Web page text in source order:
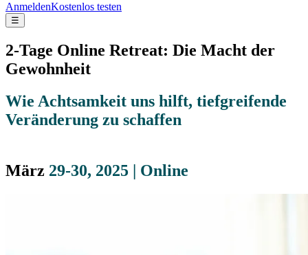
AnmeldenKostenlos testen
☰
2-Tage Online Retreat: Die Macht der
Gewohnheit
Wie Achtsamkeit uns hilft, tiefgreifende
Veränderung zu schaffen
März 29-30, 2025 | Online